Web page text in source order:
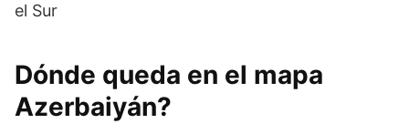
el Sur
Dónde queda en el mapa
Azerbaiyán?